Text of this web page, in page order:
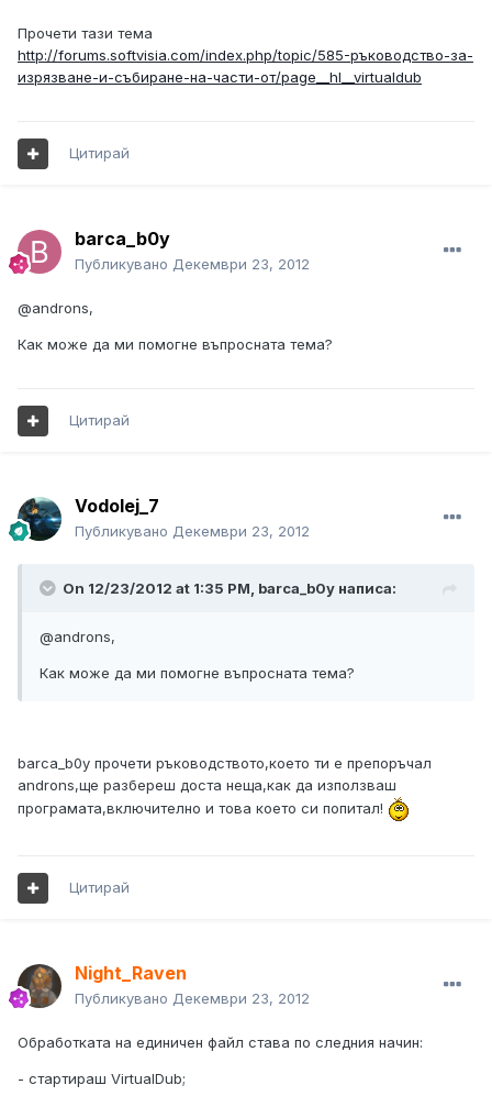
Прочети тази тема
http://forums.softvisia.com/index.php/topic/585-ръководство-за-
изрязване-и-събиране-на-части-от/page__hl__virtualdub
Цитирай
barca_b0y
Публикувано Декември 23, 2012
@androns,
Как може да ми помогне въпросната тема?
Цитирай
Vodolej_7
Публикувано Декември 23, 2012
On 12/23/2012 at 1:35 PM, barca_b0y написа:
@androns,
Как може да ми помогне въпросната тема?
barca_b0y прочети ръководството,което ти е препоръчал
androns,ще разбереш доста неща,как да използваш
програмата,включително и това което си попитал!
Цитирай
Night_Raven
Публикувано Декември 23, 2012
Обработката на единичен файл става по следния начин:
- стартираш VirtualDub;